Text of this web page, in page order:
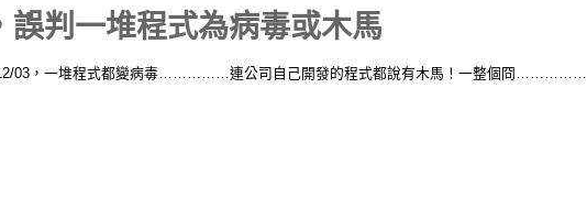
判一堆程式為病毒或木馬
12/03，一堆程式都變病毒……………連公司自己開發的程式都說有木馬！一整個冏……………